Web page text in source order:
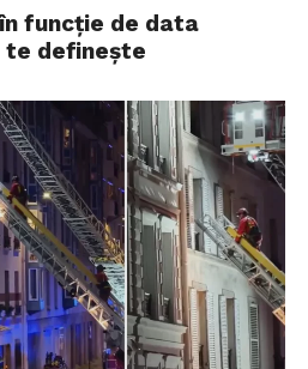
funcție de data
te definește